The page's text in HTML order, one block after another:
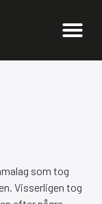
som tog
Visserligen tog